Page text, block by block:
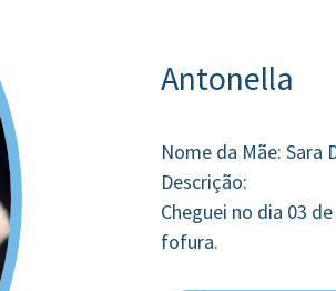
Antonella
Nome da Mãe: Sara
Descrição:
Cheguei no dia 03
fofura.